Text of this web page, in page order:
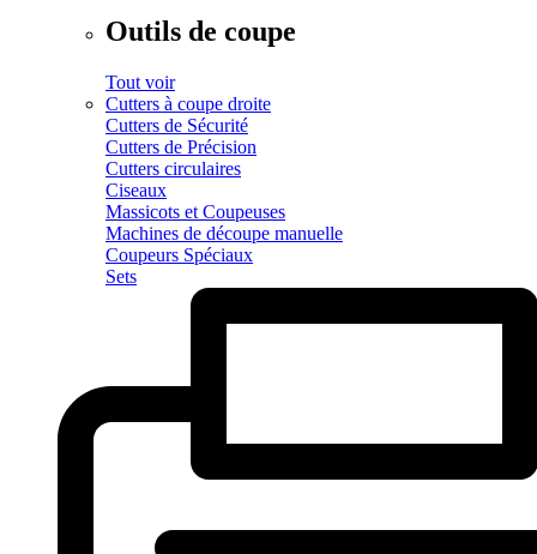
Outils de coupe
Tout voir
Cutters à coupe droite
Cutters de Sécurité
Cutters de Précision
Cutters circulaires
Ciseaux
Massicots et Coupeuses
Machines de découpe manuelle
Coupeurs Spéciaux
Sets